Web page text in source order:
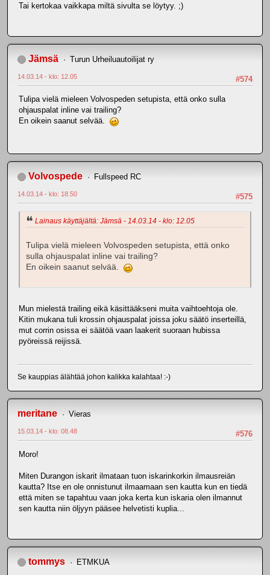
Tai kertokaa vaikkapa miltä sivulta se löytyy. ;)
Jämsä Turun Urheiluautoilijat ry
#574
14.03.14 - klo: 12.05
Tulipa vielä mieleen Volvospeden setupista, että onko sulla
ohjauspalat inline vai trailing?
En oikein saanut selvää.
Volvospede Fullspeed RC
#575
14.03.14 - klo: 18.50
Lainaus käyttäjältä: Jämsä - 14.03.14 - klo: 12.05
Tulipa vielä mieleen Volvospeden setupista, että onko
sulla ohjauspalat inline vai trailing?
En oikein saanut selvää.
Mun mielestä trailing eikä käsittääkseni muita vaihtoehtoja ole.
Kitin mukana tuli krossin ohjauspalat joissa joku säätö inserteillä,
mut corrin osissa ei säätöä vaan laakerit suoraan hubissa
pyöreissä reijissä.
Se kauppias älähtää johon kalikka kalahtaa! :-)
meritane Vieras
#576
15.03.14 - klo: 08.48
Moro!
Miten Durangon iskarit ilmataan tuon iskarinkorkin ilmausreiän
kautta? Itse en ole onnistunut ilmaamaan sen kautta kun en tiedä
että miten se tapahtuu vaan joka kerta kun iskaria olen ilmannut
sen kautta niin öljyyn pääsee helvetisti kuplia...
tommys ETMKUA